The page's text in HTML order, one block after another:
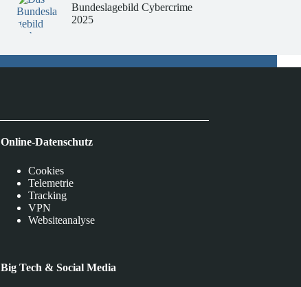
Bundeslagebild Cybercrime
2025
Online-Datenschutz
Cookies
Telemetrie
Tracking
VPN
Websiteanalyse
Big Tech & Social Media